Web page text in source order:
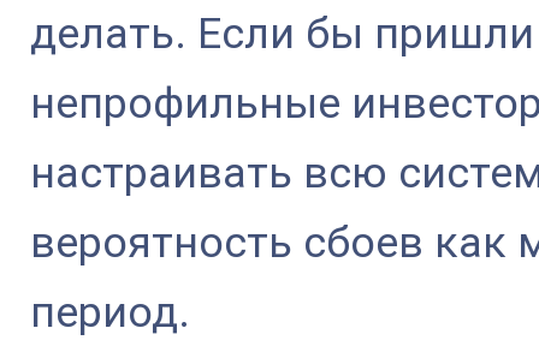
делать. Если бы
непрофильные
настраивать всю
вероятность сбоев
период.